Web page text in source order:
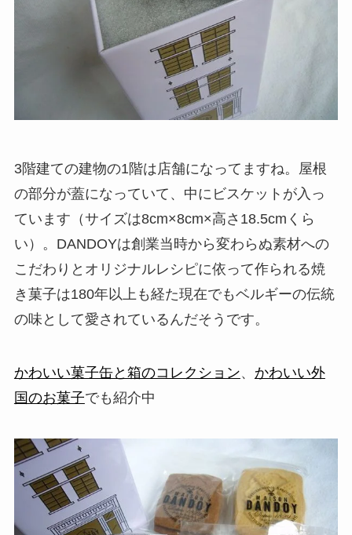
3階建ての建物の1階は店舗になってますね。屋根
の部分が蓋になっていて、中にビスケットが入っ
ています（サイズは8cm×8cm×高さ18.5cmくら
い）。DANDOYは創業当時から変わらぬ素材への
こだわりとオリジナルレシピに依って作られる焼
き菓子は180年以上も経た現在でもベルギーの伝統
の味として愛されているんだそうです。
かわいい菓子缶と箱のコレクション、 かわいい外
国のお菓子でも紹介中